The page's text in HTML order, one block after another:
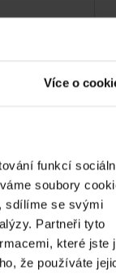
Více o
funkcí
soubory
sdílíme se svými
Partneři tyto
které jste
že používáte
Kč
měsíce a